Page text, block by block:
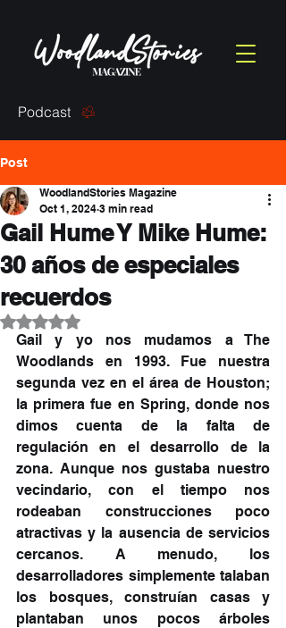
Podcast
Post
Gail Hume Y Mike Hume:
30 años de especiales
recuerdos
WoodlandStories Magazine
Oct 1, 2024 3 min read
Rated NaN out of 5 stars.
Gail y yo nos mudamos a The
Woodlands en 1993. Fue nuestra
segunda vez en el área de Houston;
la primera fue en Spring, donde nos
dimos cuenta de la falta de
regulación en el desarrollo de la
zona. Aunque nos gustaba nuestro
vecindario, con el tiempo nos
rodeaban construcciones poco
atractivas y la ausencia de servicios
cercanos. A menudo, los
desarrolladores simplemente talaban
los bosques, construían casas y
plantaban unos pocos árboles